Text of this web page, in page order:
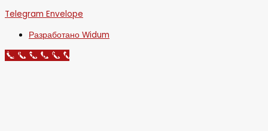
Telegram Envelope
Разработано Widum
Call Now Button